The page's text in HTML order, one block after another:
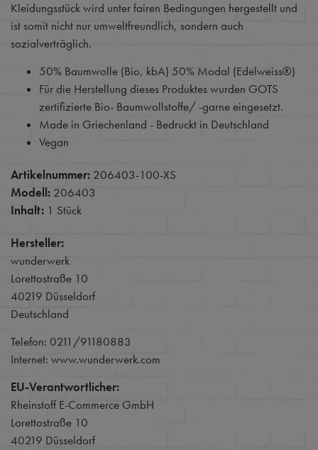
Kleidungsstück wird unter fairen Bedingungen hergestellt und
ist somit nicht nur umweltfreundlich, sondern auch
sozialverträglich.
50% Baumwolle (Bio, kbA) 50% Modal (Edelweiss®)
Für die Herstellung dieses Produktes wurden GOTS
zertifizierte Bio- Baumwollstoffe/ -garne eingesetzt.
Made in Griechenland - Bedruckt in Deutschland
Vegan
Artikelnummer: 206403-100-XS
Modell: 206403
Inhalt: 1 Stück
Hersteller:
wunderwerk
Lorettostraße 10
40219 Düsseldorf
Deutschland
Telefon: 0211/91180883
Internet: www.wunderwerk.com
EU-Verantwortlicher:
Rheinstoff E-Commerce GmbH
Lorettostraße 10
40219 Düsseldorf